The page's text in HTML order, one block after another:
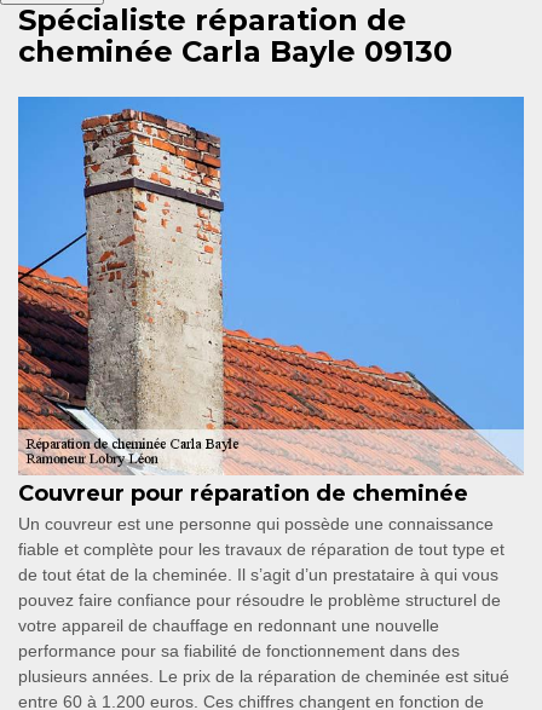
Spécialiste réparation de
cheminée Carla Bayle 09130
Couvreur pour réparation de cheminée
Un couvreur est une personne qui possède une connaissance
fiable et complète pour les travaux de réparation de tout type et
de tout état de la cheminée. Il s’agit d’un prestataire à qui vous
pouvez faire confiance pour résoudre le problème structurel de
votre appareil de chauffage en redonnant une nouvelle
performance pour sa fiabilité de fonctionnement dans des
plusieurs années. Le prix de la réparation de cheminée est situé
entre 60 à 1.200 euros. Ces chiffres changent en fonction de